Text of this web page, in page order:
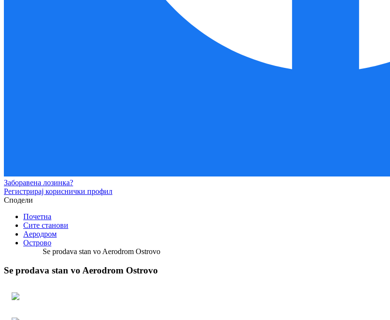
Заборавена лозинка?
Регистрирај кориснички профил
Сподели
Почетна
Сите станови
Аеродром
Острово
Se prodava stan vo Aerodrom Ostrovo
Se prodava stan vo Aerodrom Ostrovo